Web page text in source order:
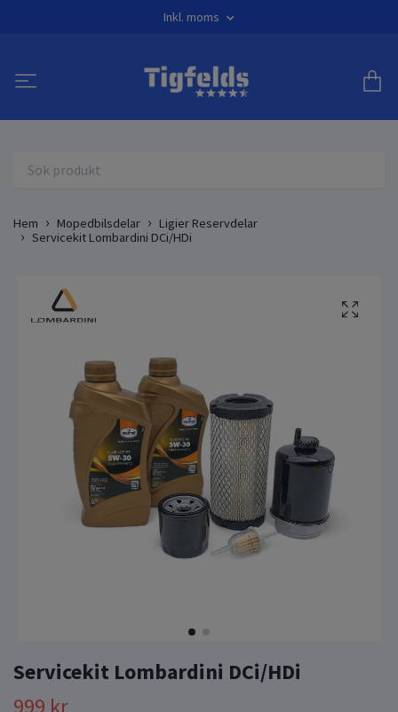
Inkl. moms
Hem Mopedbilsdelar
Ligier Reservdelar
Servicekit Lombardini DCi/HDi
Servicekit Lombardini DCi/HDi
999 kr